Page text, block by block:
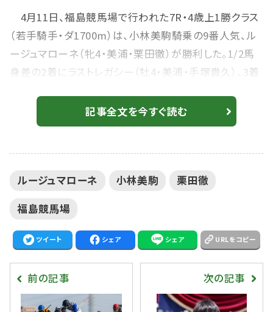
4月11日、福島競馬場で行われた7R・4歳上1勝クラス
（若手騎手・ダ1700m）は、小林美駒騎乗の9番人気、ル
ージュマローネ（牝4・美浦・栗田徹）が勝利した。1/2馬
身差の2着にラストレガシー（牡4・美浦・手塚貴久）、3着
が入った。勝ちタイムは1:45.7（良）。 1番人気で森田
誠也騎乗、ホウオウバローロ（牡5・栗東・前川恭子）は、
人気、ルージ...
記事全文を今すぐ読む
ルージュマローネ 小林美駒
栗田徹
福島競馬場
ツイート シェア シェア URLをコピー
前の記事 次の記事